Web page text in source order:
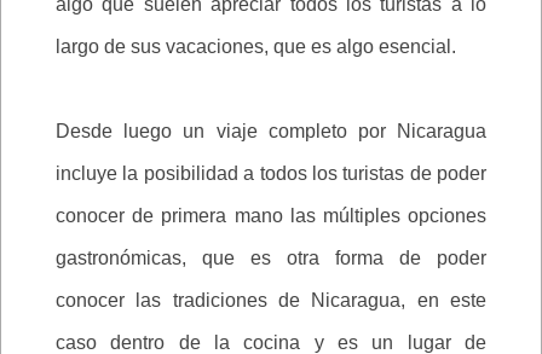
largo de sus vacaciones, que es algo esencial.
Desde luego un viaje completo por Nicaragua
incluye la posibilidad a todos los turistas de poder
conocer de primera mano las múltiples opciones
gastronómicas, que es otra forma de poder
conocer las tradiciones de Nicaragua, en este
caso dentro de la cocina y es un lugar de